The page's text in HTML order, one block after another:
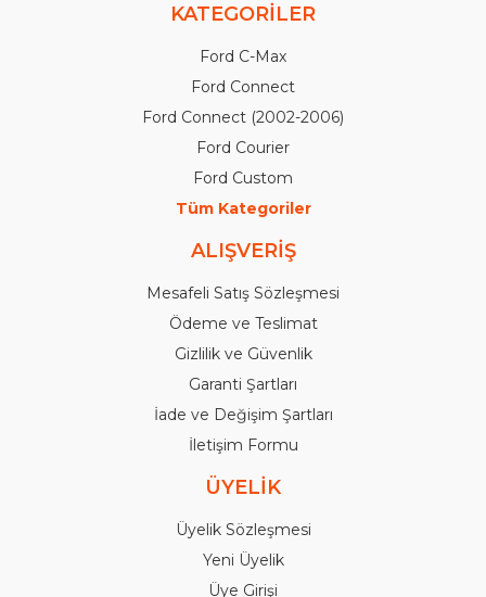
KATEGORİLER
Ford C-Max
Ford Connect
Ford Connect (2002-2006)
Ford Courier
Ford Custom
Tüm Kategoriler
ALIŞVERİŞ
Mesafeli Satış Sözleşmesi
Ödeme ve Teslimat
Gizlilik ve Güvenlik
Garanti Şartları
İade ve Değişim Şartları
İletişim Formu
ÜYELİK
Üyelik Sözleşmesi
Yeni Üyelik
Üye Girişi